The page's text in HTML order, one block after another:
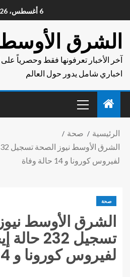
6 أغسطس، 2026
الشرق الأوسط
آخر الأخبار تعرفونها فقط وحصرياً
اخباري شامل يدور حول العالم
الرئيسية
صحة
لفيروس كورونا و 14 حالة وفاة
صحة
الشرق الأوسط
تسجيل
لفيروس كورونا و 14 حالة وفاة